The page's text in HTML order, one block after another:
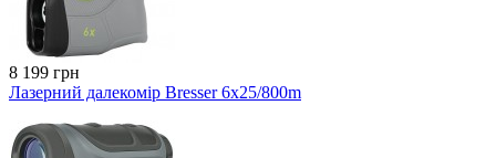
8 199 грн
Лазерний далекомір Bresser 6x25/800m